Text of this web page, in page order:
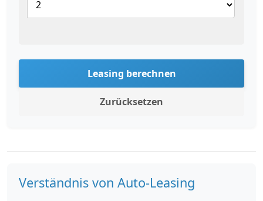
Leasing berechnen
Zurücksetzen
Verständnis von Auto-Leasing